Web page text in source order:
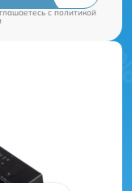
cполитикой